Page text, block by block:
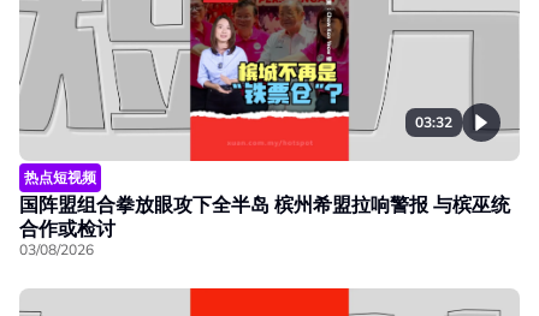
03:32
热点短视频
国阵盟组合拳放眼攻下全半岛 槟州希盟拉响警报 与槟巫统
合作或检讨
03/08/2026